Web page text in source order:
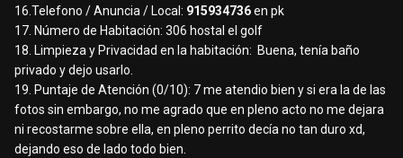
16.Telefono / Anuncia / Local: 915934736en pk
17. Número de Habitación: 306 hostal el golf
18. Limpieza y Privacidad en la habitación: Buena, tenía baño
privado y dejo usarlo.
19. Puntaje de Atención (0/10): 7 me atendio bien y si era la de las
fotos sin embargo, no me agrado que en pleno acto no me dejara
ni recostarme sobre ella, en pleno perrito decía no tan duro xd,
dejando eso de lado todo bien.